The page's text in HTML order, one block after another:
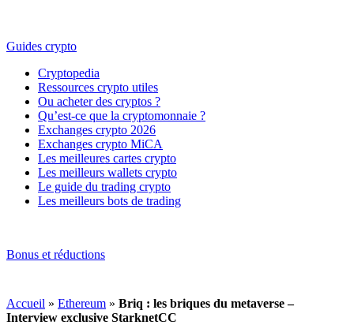
Guides crypto
Cryptopedia
Ressources crypto utiles
Ou acheter des cryptos ?
Qu’est-ce que la cryptomonnaie ?
Exchanges crypto 2026
Exchanges crypto MiCA
Les meilleures cartes crypto
Les meilleurs wallets crypto
Le guide du trading crypto
Les meilleurs bots de trading
Bonus et réductions
Accueil » Ethereum » Briq : les briques du metaverse –
Interview exclusive StarknetCC